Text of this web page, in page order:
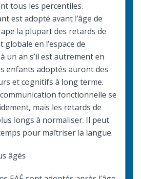
tous les percentiles.
est adopté avant l’âge de
la plupart des retards de
en l’espace de
un an s’il est autrement en
enfants adoptés auront des
et cognitifs à long terme.
fonctionnelle se
mais les retards de
longs à normaliser. Il peut
pour maîtriser la langue.
âgés